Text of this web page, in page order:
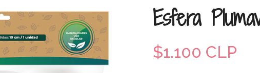
Esfera
$1.100 CLP